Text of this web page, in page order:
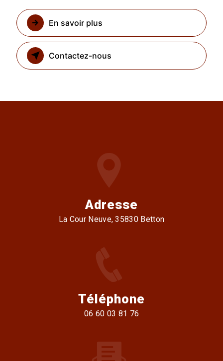
En savoir plus
Contactez-nous
Adresse
La Cour Neuve, 35830 Betton
Téléphone
06 60 03 81 76